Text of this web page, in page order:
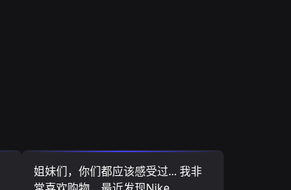
姐妹们，你们都应该感受过... 我非